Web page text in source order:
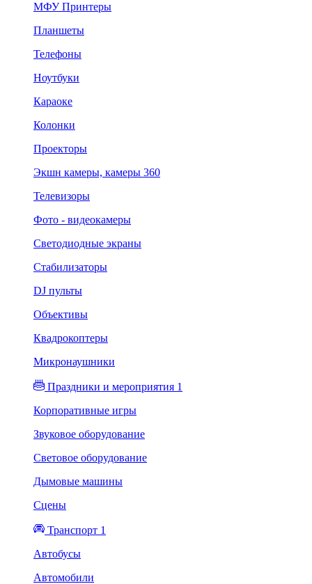
МФУ Принтеры
Планшеты
Телефоны
Ноутбуки
Караоке
Колонки
Проекторы
Экшн камеры, камеры 360
Телевизоры
Фото - видеокамеры
Светодиодные экраны
Стабилизаторы
DJ пульты
Объективы
Квадрокоптеры
Микронаушники
Праздники и мероприятия 1
Корпоративные игры
Звуковое оборудование
Световое оборудование
Дымовые машины
Сцены
Транспорт 1
Автобусы
Автомобили